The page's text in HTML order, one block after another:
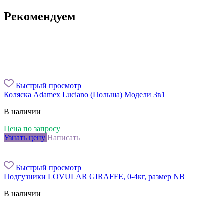
Рекомендуем
Быстрый просмотр
Коляска Adamex Luciano (Польша) Модели 3в1
В наличии
Цена по запросу
Узнать цену Написать
Быстрый просмотр
Подгузники LOVULAR GIRAFFE, 0-4кг, размер NB
В наличии